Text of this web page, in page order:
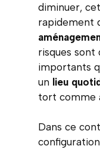
diminuer,
rapidement
risques sont
importants
un lieu
tort comme
Dans ce